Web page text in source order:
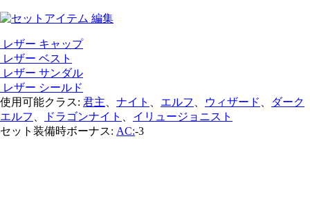
レザー キャップ
レザー ベスト
レザー サンダル
レザー シールド
使用可能クラス: 君主 ナイト エルフ ウィザード
ダーク
エルフ
ドラゴンナイト
イリュージョニスト
セット装備時ボーナス: AC:-3